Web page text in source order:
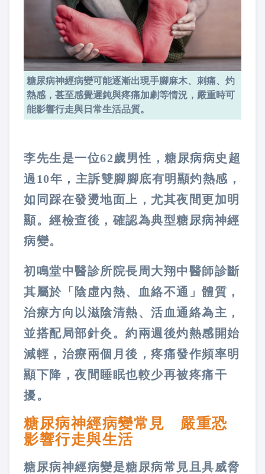
糖尿病神經病變可能逐漸出現手腳麻木、刺痛、灼
熱感，甚至感覺遲鈍與疼痛加劇等情況，嚴重時可
能影響行走與日常生活品質。
李先生是一位62歲男性，糖尿病病史超
過10年，主訴雙腳腳底有明顯灼熱感，
如同踩在發燙地面上，尤其夜間更加明
顯。經檢查後，確認為典型糖尿病神經
病變。
初鳴堂中醫診所院長周大翔中醫師診斷
其屬於「陰虛內熱、血絡不通」體質，
治療方向以滋陰清熱、活血通絡為主，
並搭配局部針灸。約兩週後灼熱感開始
減輕，治療兩個月後，疼痛發作頻率明
顯下降，夜間睡眠也較少再被疼痛干
擾。
糖尿病神經病變常見 嚴重恐
影響行走與生活
糖尿病神經病變是糖尿病常見且具威脅